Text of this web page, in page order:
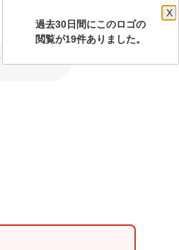
過去30日間にこのロゴの
X
閲覧が19件ありました。